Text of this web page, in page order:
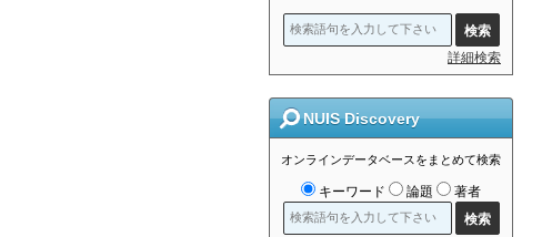
詳細検索
NUIS Discovery
オンラインデータベースをまとめて検索
キーワード 論題 著者